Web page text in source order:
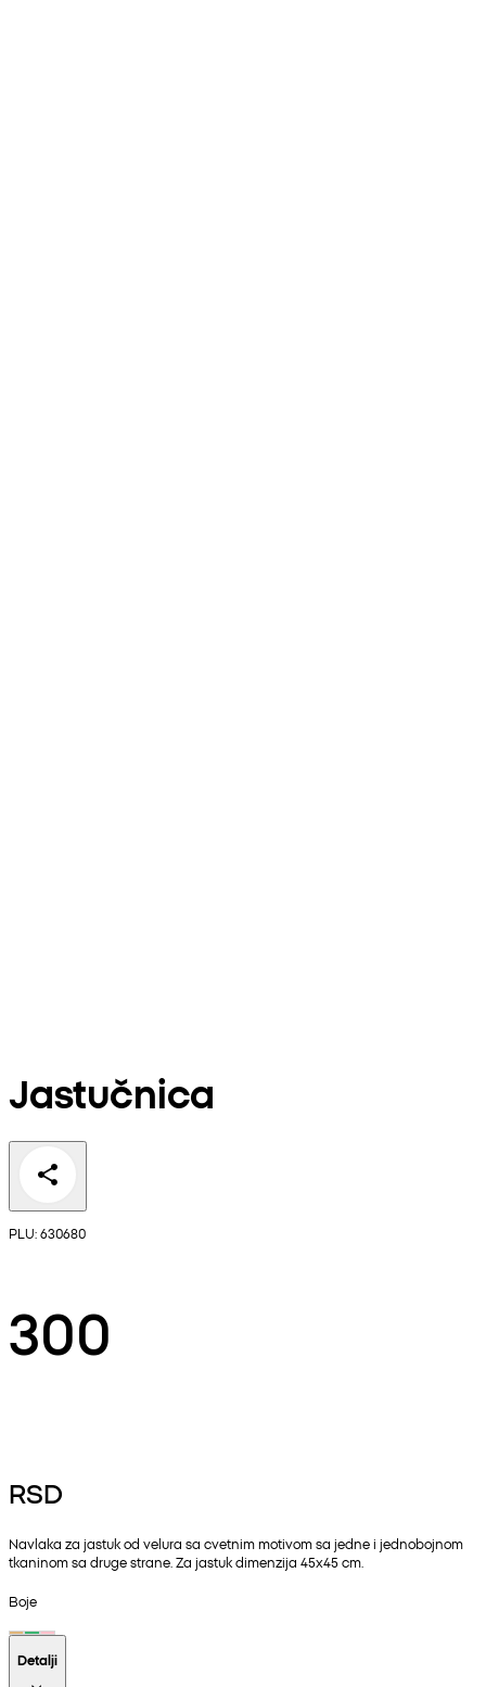
Jastučnica
PLU: 630680
300
RSD
Navlaka za jastuk od velura sa cvetnim motivom sa jedne i jednobojnom
tkaninom sa druge strane. Za jastuk dimenzija 45x45 cm.
Boje
Detalji